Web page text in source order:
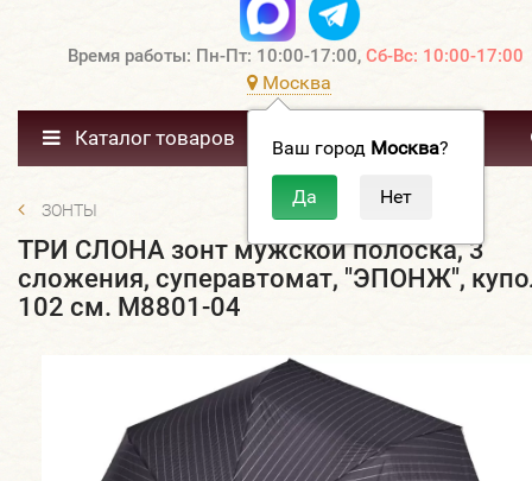
Время работы: Пн-Пт: 10:00-17:00, Сб-Вс: 10:00-17:00
Москва
Ваш город Москва?
Каталог товаров
ЗОНТЫ
ТРИ СЛОНА зонт мужской полоска, 3
сложения, суперавтомат, "ЭПОНЖ",
102 см. M8801-04